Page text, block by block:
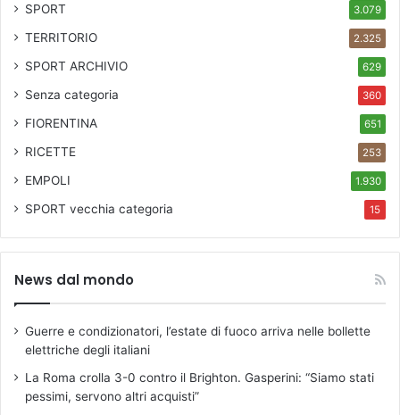
SPORT 3.079
TERRITORIO 2.325
SPORT ARCHIVIO 629
Senza categoria 360
FIORENTINA 651
RICETTE 253
EMPOLI 1.930
SPORT vecchia categoria 15
News dal mondo
Guerre e condizionatori, l’estate di fuoco arriva nelle bollette
elettriche degli italiani
La Roma crolla 3-0 contro il Brighton. Gasperini: “Siamo stati
pessimi, servono altri acquisti”